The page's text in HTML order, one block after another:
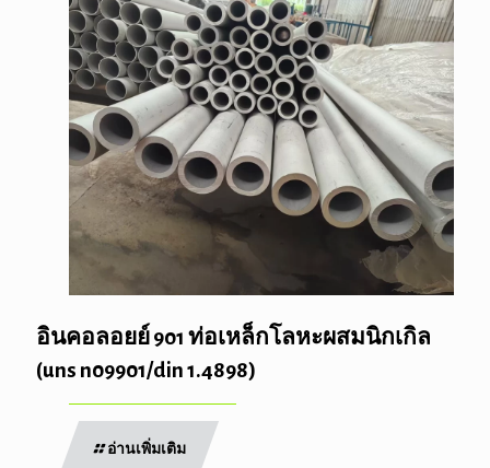
อินคอลอยย์ 901 ท่อเหล็กโลหะผสมนิกเกิล
(uns n09901/din 1.4898)
อ่านเพิ่มเติม